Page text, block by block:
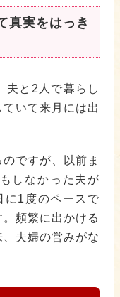
真実をはっき
夫と2人で暮らし
いて来月には出
ですが、以前ま
しなかった夫が
に1度のペースで
頻繁に出かける
夫婦の営みがな